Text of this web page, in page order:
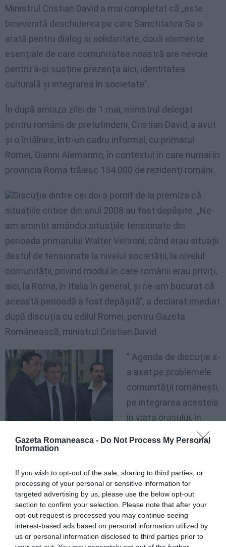
Gazeta Romaneasca - Do Not Process My Personal
Information
If you wish to opt-out of the sale, sharing to third parties, or
processing of your personal or sensitive information for
targeted advertising by us, please use the below opt-out
section to confirm your selection. Please note that after your
opt-out request is processed you may continue seeing
interest-based ads based on personal information utilized by
us or personal information disclosed to third parties prior to
Ministrul Cristian David a mai completat că „este
binevenită deschiderea pe care Sanctitatea Sa o
arată pentru dialog si solidaritate, două elemente
esenţiale de care comunitatea noastră are nevoie
pentru a-şi susține prezenţa aici, identitatea
culturală şi integrarea în societate”.
În după amiaza zilei de 1 mai, ministrul delegat
pentru românii de pretutindeni, Cristian David, a avut
şi o întâlnire, într-un cadru informal, cu primarul
Romei, Gianni Alemanno, în contextul în care numai în
provincia Roma trăiesc 154.000 de rezidenţi români.
Discuția dintre cei doi a pornit de la premiza că
situațiile critice din anul 2008 au fost depăşite. „Ne-
am amintit amândoi situaţiile tensionate din
perioada primarului Walter Veltroni, când erau situații
destul de tensionate la nivelul societății, la nivelul
comunității, privind modul în care românii erau priviţi,
aici, la Roma, în Italia în general, şi ne-am bucurat că
această perioadă a fost depăşită”, a declarat imediat
după discuţia cu edilul Romei, pentru Gazeta
Românească, ministrul Cristian David.
” Agenda de discuţie s-
a axat pe problemele
comunităţii româneşti,
pe integrarea acesteia
în viaţa oraşului, în
problemele politice şi
administrative, care reprezintă cele mai bune
românii de aici.
Prezenţa lor în viaţa administrativă este una dintre
soluţiile pe care eu le susţin cu prioritate în vederea
facilitării integrării românilor în societate”, a mai spus